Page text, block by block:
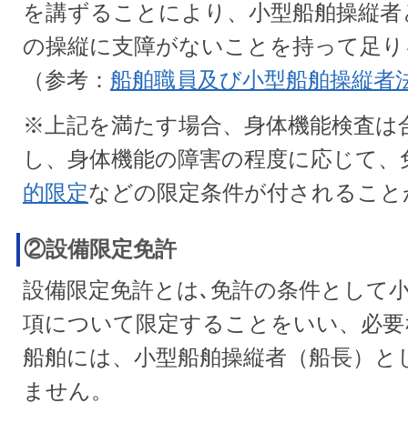
を講ずることにより、小型船舶操縦
の操縦に支障がないことを持って足
（参考： 船舶職員及び小型船舶操縦者
※上記を満たす場合、身体機能検査は
し、身体機能の障害の程度に応じて、
的限定などの限定条件が付されるこ
②設備限定免許
設備限定免許とは､免許の条件として
項について限定することをいい、必
船舶には、小型船舶操縦者（船長）
ません。